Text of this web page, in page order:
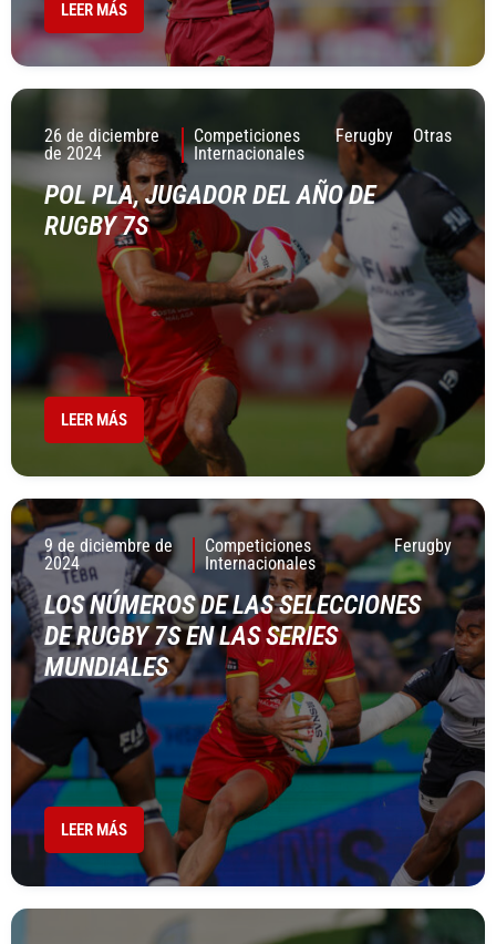
LEER MÁS
26 de diciembre
de 2024
Competiciones
Internacionales
Ferugby Otras
POL PLA, JUGADOR DEL AÑO DE
RUGBY 7S
LEER MÁS
9 de diciembre de
2024
Competiciones
Internacionales
Ferugby
LOS NÚMEROS DE LAS SELECCIONES
DE RUGBY 7S EN LAS SERIES
MUNDIALES
LEER MÁS